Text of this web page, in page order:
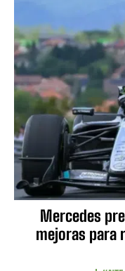
Mercedes
mejoras para